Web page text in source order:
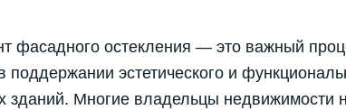
фасадного остекления — это важный
поддержании эстетического и
зданий. Многие владельцы недвижимости